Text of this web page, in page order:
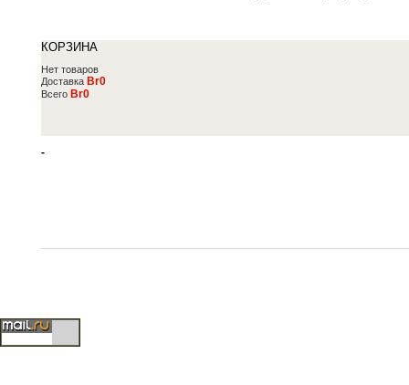
КОРЗИНА
Нет товаров
Доставка Br0
Всего Br0
-